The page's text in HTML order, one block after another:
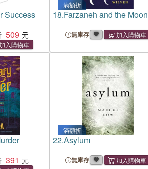
Success
509
滿額折
18.Farzaneh and the Moon
無庫存
391
滿額折
22.Asylum
無庫存